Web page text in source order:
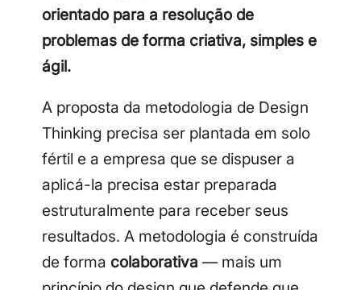
orientado para a resolução de
problemas de forma criativa, simples e
ágil.
A proposta da metodologia de Design
Thinking precisa ser plantada em solo
fértil e a empresa que se dispuser a
aplicá-la precisa estar preparada
estruturalmente para receber seus
resultados. A metodologia é construída
de forma colaborativa — mais um